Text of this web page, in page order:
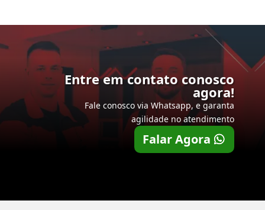
Entre em contato conosco
agora!
Fale conosco via Whatsapp, e garanta
agilidade no atendimento
Falar Agora